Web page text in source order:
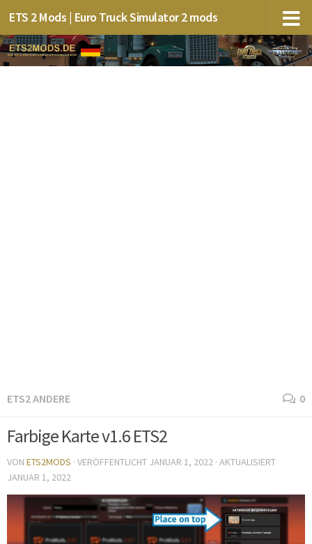
ETS 2 Mods | Euro Truck Simulator 2 mods
ETS2 ANDERE 0
Farbige Karte v1.6 ETS2
VON ETS2MODS · VERÖFFENTLICHT JANUAR 1, 2022 · AKTUALISIERT
JANUAR 1, 2022